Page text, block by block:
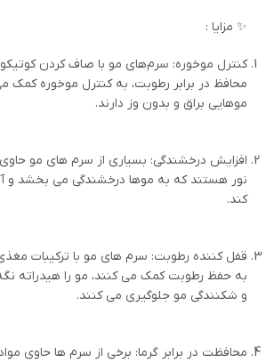
✨ مزایا :
کنترل موخوره: سرم‌های مو با صاف کردن
محافظ در برابر رطوبت، به کنترل موخوره کمک
موهایی براق و بدون وز دارند.
افزایش درخشندگی: بسیاری از سرم های مو
نور هستند که به موها درخشندگی می بخشد و
کند.
قفل کننده رطوبت: سرم های مو با ترکیبات
به حفظ رطوبت کمک می کنند، مو را هیدراته
و شکنندگی مو جلوگیری می کنند.
محافظت در برابر گرما: برخی از سرم ها حاوی